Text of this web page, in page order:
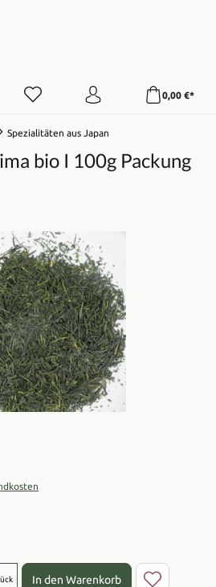
0,00 €*
Spezialitäten aus Japan
bio I 100g Packung
Wert ein oder benutze die
In den Warenkorb